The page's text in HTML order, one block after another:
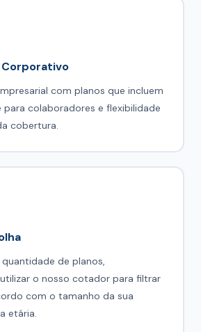
com planos que incluem
para colaboradores e flexibilidade
cobertura.
de planos,
o nosso cotador para filtrar
com o tamanho da sua
etária.